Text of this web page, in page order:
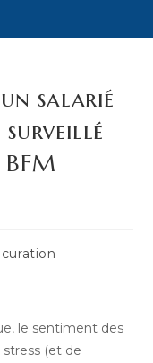
salarié
le sentiment des
(et de